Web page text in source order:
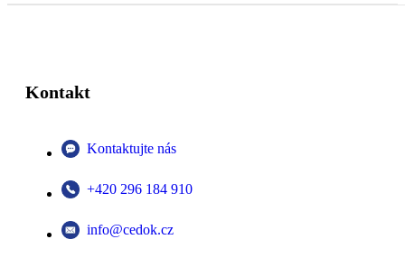
Kontakt
Kontaktujte nás
+420 296 184 910
info@cedok.cz